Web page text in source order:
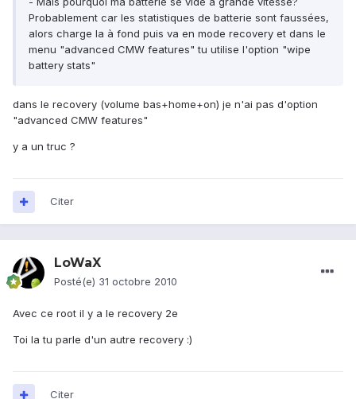
Probablement car les statistiques de batterie sont faussées,
alors charge la à fond puis va en mode recovery et dans le
menu "advanced CMW features" tu utilise l'option "wipe
battery stats"
dans le recovery (volume bas+home+on) je n'ai pas d'option
"advanced CMW features"
y a un truc ?
Citer
LoWaX
Posté(e) 31 octobre 2010
Avec ce root il y a le recovery 2e
Toi la tu parle d'un autre recovery :)
Citer